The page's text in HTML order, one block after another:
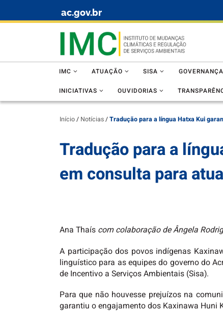
ac.gov.br
IMC ATUAÇÃO SISA
INICIATIVAS OUVIDORIAS
Início/ Notícias/Tradução para a língua Hatxa Kui
Tradução para a
em consulta para
Ana Thaís com colaboração de Ângela
A participação dos povos indígenas
linguístico para as equipes do governo do
de Incentivo a Serviços Ambientais (Sisa).
Para que não houvesse prejuízos na
garantiu o engajamento dos Kaxinawa Huni